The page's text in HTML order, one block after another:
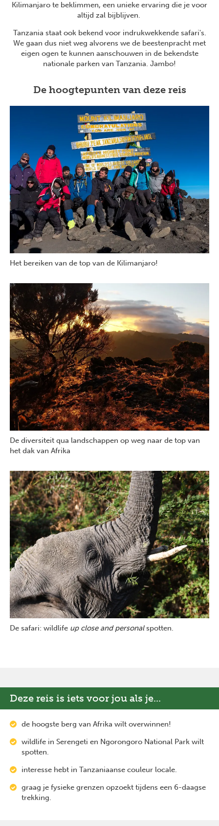
Kilimanjaro te beklimmen, een unieke ervaring die je voor
altijd zal bijblijven.
Tanzania staat ook bekend voor indrukwekkende safari's.
We gaan dus niet weg alvorens we de beestenpracht met
eigen ogen te kunnen aanschouwen in de bekendste
nationale parken van Tanzania. Jambo!
De hoogtepunten van deze reis
Het bereiken van de top van de Kilimanjaro!
De diversiteit qua landschappen op weg naar de top van
het dak van Afrika
De safari: wildlife up close and personalspotten.
Deze reis is iets voor jou als je...
de hoogste berg van Afrika wilt overwinnen!
wildlife in Serengeti en Ngorongoro National Park wilt
spotten.
interesse hebt in Tanzaniaanse couleur locale.
graag je fysieke grenzen opzoekt tijdens een 6-daagse
trekking.